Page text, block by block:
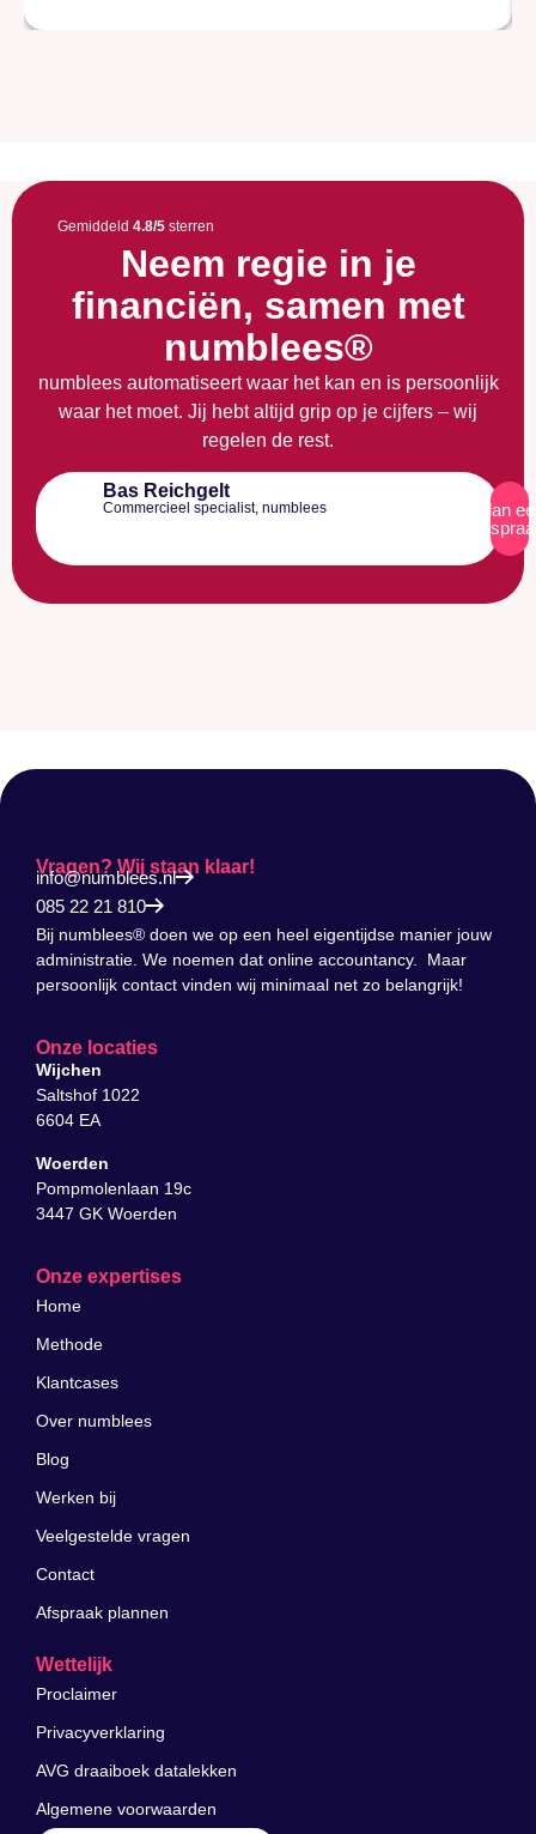
Gemiddeld 4.8/5 sterren
Neem regie in je
financiën, samen met
numblees®
numblees automatiseert waar het kan en is persoonlijk
waar het moet. Jij hebt altijd grip op je cijfers – wij
regelen de rest.
Bas Reichgelt
Commercieel specialist, numblees
Plan
Vragen? Wij staan klaar!
info@numblees.nl
085 22 21 810
Bij numblees® doen we op een heel eigentijdse manier jouw
administratie. We noemen dat online accountancy. Maar
persoonlijk contact vinden wij minimaal net zo belangrijk!
Onze locaties
Wijchen
Saltshof 1022
6604 EA
Woerden
Pompmolenlaan 19c
3447 GK Woerden
Onze expertises
Home
Methode
Klantcases
Over numblees
Blog
Werken bij
Veelgestelde vragen
Contact
Afspraak plannen
Wettelijk
Proclaimer
Privacyverklaring
AVG draaiboek datalekken
Algemene voorwaarden